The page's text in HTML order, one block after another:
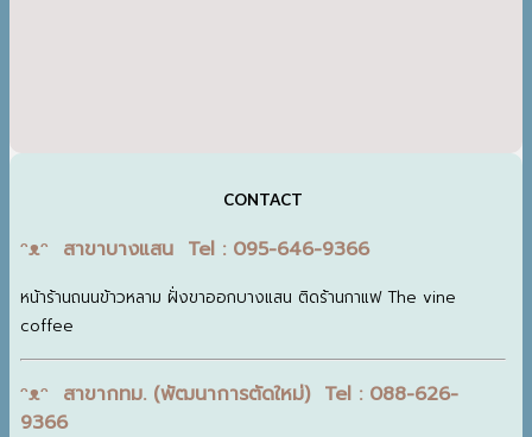
CONTACT
ᵔᴥᵔ สาขาบางแสน Tel : 095-646-9366
หน้าร้านถนนข้าวหลาม ฝั่งขาออกบางแสน ติดร้านกาแฟ The vine
coffee
ᵔᴥᵔ สาขากทม. (พัฒนาการตัดใหม่) Tel : 088-626-
9366